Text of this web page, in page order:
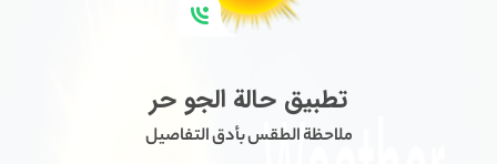
تطبيق حالة الجو حر
ملاحظة الطقس بأدق التفاصيل